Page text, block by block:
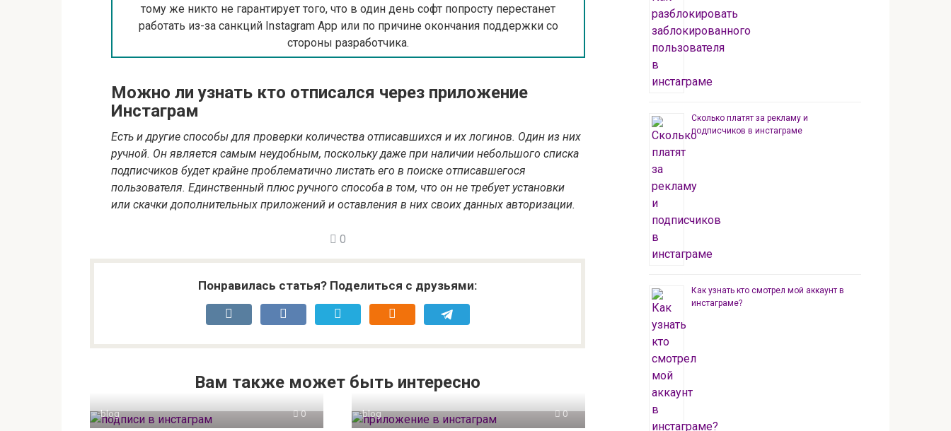
тому же никто не гарантирует того, что в один день софт попросту перестанет
работать из-за санкций Instagram App или по причине окончания поддержки со
стороны разработчика.
Можно ли узнать кто отписался через приложение
Инстаграм
Есть и другие способы для проверки количества отписавшихся и их логинов. Один из них
ручной. Он является самым неудобным, поскольку даже при наличии небольшого списка
подписчиков будет крайне проблематично листать его в поиске отписавшегося
пользователя. Единственный плюс ручного способа в том, что он не требует установки
или скачки дополнительных приложений и оставления в них своих данных авторизации.
0
Понравилась статья? Поделиться с друзьями:
Вам также может быть интересно
blog 0 blog 0
Сколько платят за рекламу и
подписчиков в инстаграме
Как узнать кто смотрел мой аккаунт в
инстаграме?